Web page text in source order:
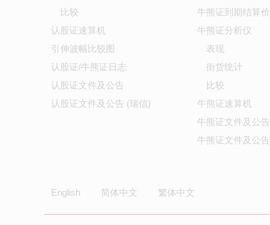
比较
认股证速算机
引伸波幅比较图
认股证/牛熊证日志
认股证文件及公告
认股证文件及公告 (瑞信)
牛熊证到期结算
牛熊证分析仪
表现
街货统计
比较
牛熊证速算机
牛熊证文件及公告
牛熊证文件及公
English 简体中文 繁体中文